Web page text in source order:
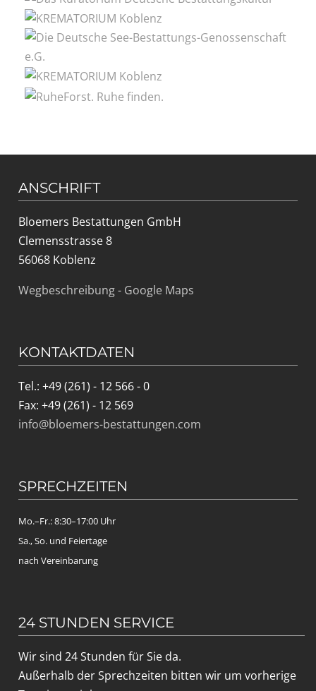
ANSCHRIFT
Bloemers Bestattungen GmbH
Clemensstrasse 8
56068 Koblenz
Wegbeschreibung - Google Maps
KONTAKTDATEN
Tel.: +49 (261) - 12 566 - 0
Fax: +49 (261) - 12 569
info@bloemers-bestattungen.com
SPRECHZEITEN
Mo.–Fr.: 8:30–17:00 Uhr
Sa., So. und Feiertage
nach Vereinbarung
24 STUNDEN SERVICE
Wir sind 24 Stunden für Sie da.
Außerhalb der Sprechzeiten bitten wir um vorherige